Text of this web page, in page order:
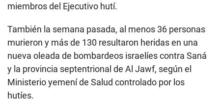
miembros del Ejecutivo hutí.
También la semana pasada, al menos 36 personas
murieron y más de 130 resultaron heridas en una
nueva oleada de bombardeos israelíes contra Saná
y la provincia septentrional de Al Jawf, según el
Ministerio yemení de Salud controlado por los
hutíes.